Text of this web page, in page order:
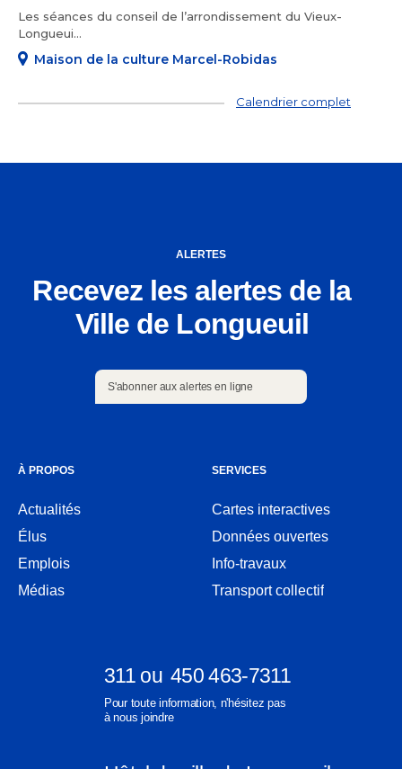
Les séances du conseil de l’arrondissement du Vieux-
Longueui...
Maison de la culture Marcel-Robidas
Calendrier complet
ALERTES
Recevez les alertes de la
Ville de Longueuil
S'abonner aux alertes en ligne
À PROPOS
Actualités
Élus
Emplois
Médias
SERVICES
Cartes interactives
Ouvre
dans
une
nouvelle
Données ouvertes
Ouvre
dans
une
Info-travaux
Transport collectif
311Ouvre
dans
une
ou 450 463-7311
Ouvre
dans
Pour toute information, n'hésitez pas
à nous joindre